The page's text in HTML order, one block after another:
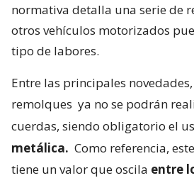
normativa detalla una serie de
otros vehículos motorizados
tipo de labores.
Entre las principales
remolques ya no se podrán
cuerdas, siendo obligatorio el
metálica. Como referencia,
tiene un valor que oscila entre